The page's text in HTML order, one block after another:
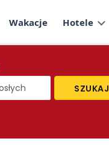
Wakacje Hotele
SZUKAJ